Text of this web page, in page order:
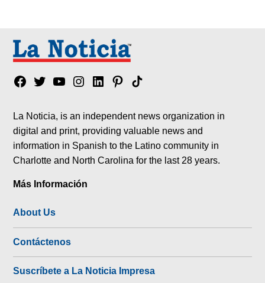
Facebook
TwitterYouTubeInstagram
LinkedinPinterest
Tik
La Noticia, is an independent news organization in
digital and print, providing valuable news and
information in Spanish to the Latino community in
Charlotte and North Carolina for the last 28 years.
Más Información
About Us
Contáctenos
Suscríbete a La Noticia Impresa